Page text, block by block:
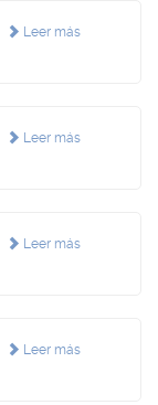
Leer más
Leer más
Leer más
Leer más